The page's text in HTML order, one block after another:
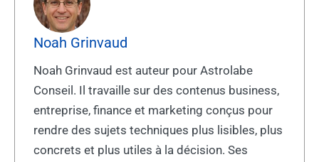
Noah Grinvaud
Noah Grinvaud est auteur pour Astrolabe
Conseil. Il travaille sur des contenus business,
entreprise, finance et marketing conçus pour
rendre des sujets techniques plus lisibles, plus
concrets et plus utiles à la décision. Ses